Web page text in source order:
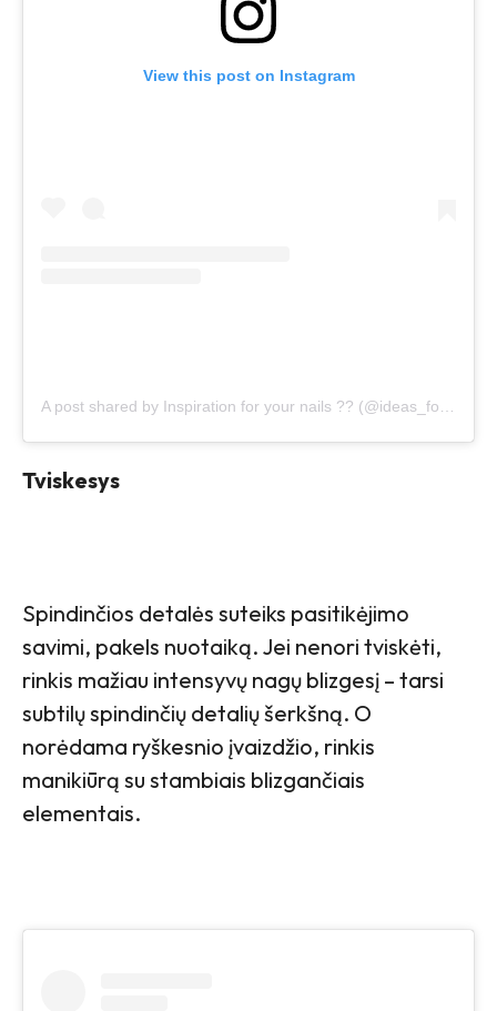
View this post on Instagram
A post shared by Inspiration for your nails ?? (@ideas_for_nails_inspire)
Tviskesys
Spindinčios detalės suteiks pasitikėjimo
savimi, pakels nuotaiką. Jei nenori tviskėti,
rinkis mažiau intensyvų nagų blizgesį – tarsi
subtilų spindinčių detalių šerkšną. O
norėdama ryškesnio įvaizdžio, rinkis
manikiūrą su stambiais blizgančiais
elementais.